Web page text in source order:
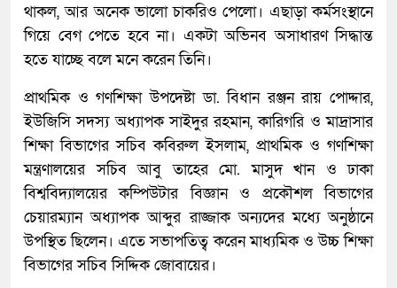
থাকল, আর অনেক ভালো চাকরিও পেলো। এছাড়া কর্মসংস্থানে
গিয়ে বেগ পেতে হবে না। একটা অভিনব অসাধারণ সিদ্ধান্ত
হতে যাচ্ছে বলে মনে করেন তিনি।
প্রাথমিক ও গণশিক্ষা উপদেষ্টা ডা. বিধান রঞ্জন রায় পোদ্দার,
ইউজিসি সদস্য অধ্যাপক সাইদুর রহমান, কারিগরি ও মাদ্রাসার
শিক্ষা বিভাগের সচিব কবিরুল ইসলাম, প্রাথমিক ও গণশিক্ষা
মন্ত্রণালয়ের সচিব আবু তাহের মো. মাসুদ খান ও ঢাকা
বিশ্ববিদ্যালয়ের কম্পিউটার বিজ্ঞান ও প্রকৌশল বিভাগের
চেয়ারম্যান অধ্যাপক আব্দুর রাজ্জাক অন্যদের মধ্যে অনুষ্ঠানে
উপস্থিত ছিলেন। এতে সভাপতিত্ব করেন মাধ্যমিক ও উচ্চ শিক্ষা
বিভাগের সচিব সিদ্দিক জোবায়ের।